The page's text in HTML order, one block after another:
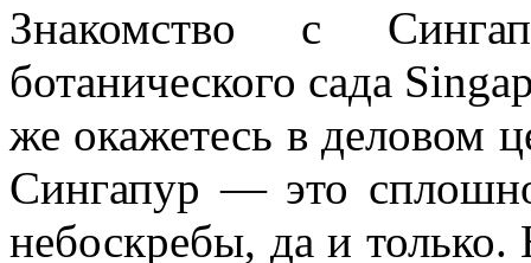
Знакомство с
ботанического сада
же окажетесь в деловом
Сингапур — это
небоскребы, да и